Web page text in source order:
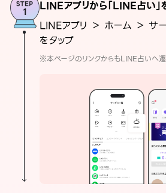
LINEアプリから「LINE占い」
LINEアプリ ＞ ホーム ＞ サ
をタップ
※本ページのリンクからもLINE占いへ